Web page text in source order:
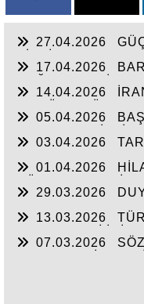
27.04.2026
İNİSİYATİF
17.04.2026
MEFKÛRE VE
EĞİTİM…
14.04.2026
MEZHEPÇİLİK
05.04.2026
TÜRKİYE İDEALİ…
03.04.2026
01.04.2026
ÜZERİNE BİR
29.03.2026
13.03.2026
TUZAKLARI
07.03.2026